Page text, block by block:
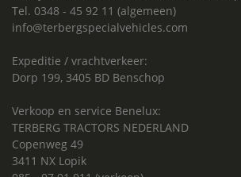
Tel. 0348 - 45 92 11 (algemeen)
info@terbergspecialvehicles.com
Expeditie / vrachtverkeer:
Dorp 199, 3405 BD Benschop
Verkoop en service Benelux:
TERBERG TRACTORS NEDERLAND
Copenweg 49
3411 NX Lopik